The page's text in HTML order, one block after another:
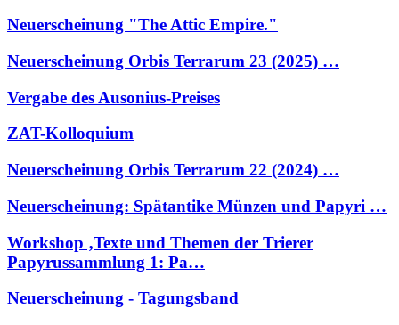
Neuerscheinung "The Attic Empire."
Neuerscheinung Orbis Terrarum 23 (2025) …
Vergabe des Ausonius-Preises
ZAT-Kolloquium
Neuerscheinung Orbis Terrarum 22 (2024) …
Neuerscheinung: Spätantike Münzen und Papyri …
Workshop ‚Texte und Themen der Trierer
Papyrussammlung 1: Pa…
Neuerscheinung - Tagungsband